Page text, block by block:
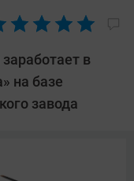
в
на базе
завода